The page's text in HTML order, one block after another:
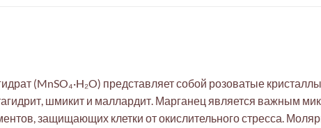
(MnSO₄·H₂O) представляет собой розоватые
шмикит и маллардит. Марганец является важным
защищающих клетки от окислительного стресса.